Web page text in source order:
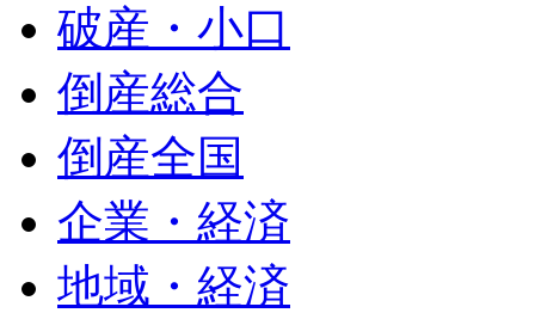
破産・小口
倒産総合
倒産全国
企業・経済
地域・経済